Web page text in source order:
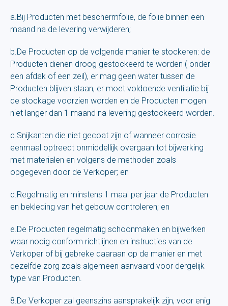
a.Bij Producten met beschermfolie, de folie binnen een
maand na de levering verwijderen;
b.De Producten op de volgende manier te stockeren: de
Producten dienen droog gestockeerd te worden ( onder
een afdak of een zeil), er mag geen water tussen de
Producten blijven staan, er moet voldoende ventilatie bij
de stockage voorzien worden en de Producten mogen
niet langer dan 1 maand na levering gestockeerd worden.
c.Snijkanten die niet gecoat zijn of wanneer corrosie
eenmaal optreedt onmiddellijk overgaan tot bijwerking
met materialen en volgens de methoden zoals
opgegeven door de Verkoper; en
d.Regelmatig en minstens 1 maal per jaar de Producten
en bekleding van het gebouw controleren; en
e.De Producten regelmatig schoonmaken en bijwerken
waar nodig conform richtlijnen en instructies van de
Verkoper of bij gebreke daaraan op de manier en met
dezelfde zorg zoals algemeen aanvaard voor dergelijk
type van Producten.
8.De Verkoper zal geenszins aansprakelijk zijn, voor enig